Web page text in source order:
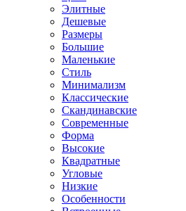
Элитные
Дешевые
Размеры
Большие
Маленькие
Стиль
Минимализм
Классические
Скандинавские
Современные
Форма
Высокие
Квадратные
Угловые
Низкие
Особенности